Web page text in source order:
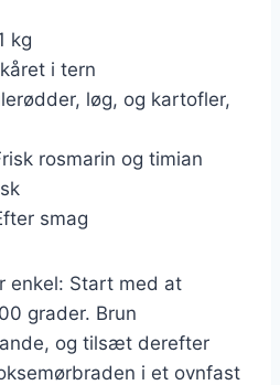
kg
i tern
løg, og kartofler,
rosmarin og timian
smag
enkel: Start med at
grader. Brun
og tilsæt derefter
i et ovnfast